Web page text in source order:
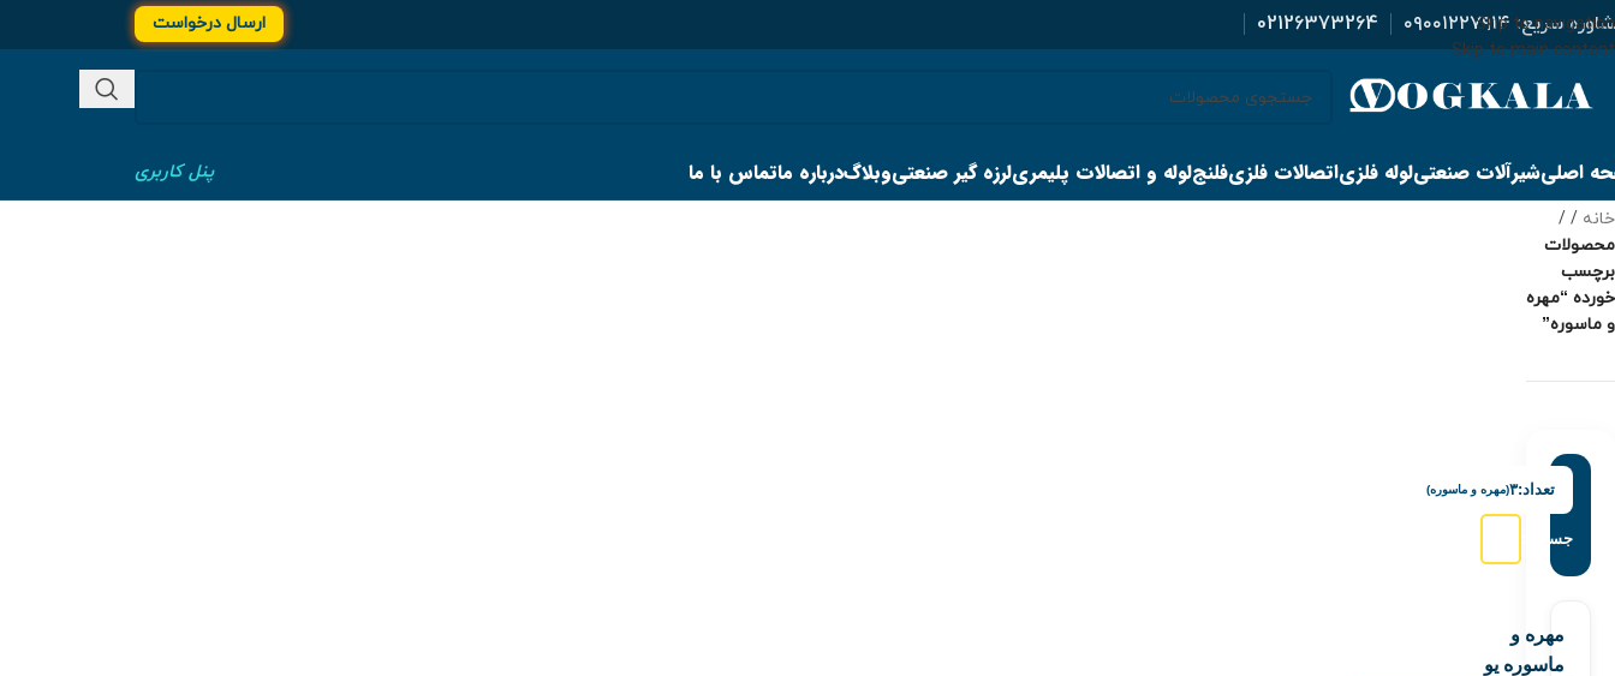
Skip to navigation
Skip to main content
سریع:۰۹۰۰۱۲۲۷۹۱۴ 02126373264 ارسال درخواست
اصلیشیرآلات صنعتیلوله فلزیاتصالات فلزیفلنجلوله و اتصالات پلیمریلرزه گیر صنعتیوبلاگدرباره ماتماس با ما پنل کاربری
خانه /
محصولات
برچسب
خورده “مهره
و ماسوره”
تعداد:۳(مهره و ماسوره)
جستجو:
مهره و
ماسوره یو